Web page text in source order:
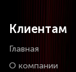
Клиентам
Главная
О компании